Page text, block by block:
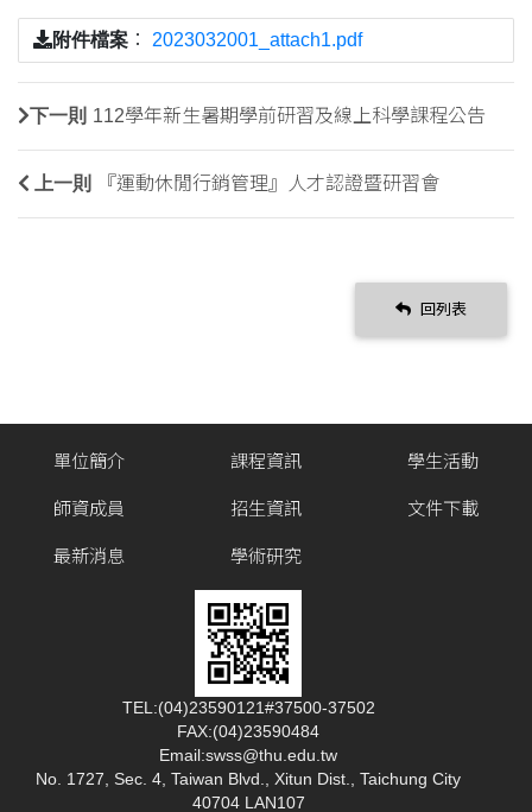
附件檔案 ： 2023032001_attach1.pdf
下一則 112學年新生暑期學前研習及線上科學課程公告
上一則 『運動休閒行銷管理』人才認證暨研習會
回列表
單位簡介
師資成員
最新消息
課程資訊
招生資訊
學術研究
學生活動
文件下載
TEL:(04)23590121#37500-37502
FAX:(04)23590484
Email:swss@thu.edu.tw
No. 1727, Sec. 4, Taiwan Blvd., Xitun Dist., Taichung City
40704 LAN107